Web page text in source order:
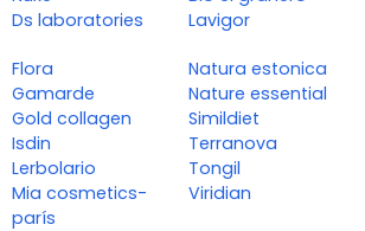
Ds laboratories
Lavigor
Flora
Gamarde
Gold collagen
Isdin
Lerbolario
Mia cosmetics-
parís
Natura estonica
Nature essential
Simildiet
Terranova
Tongil
Viridian